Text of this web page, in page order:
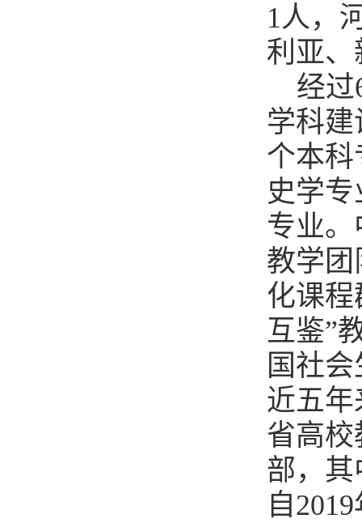
1人，
利亚
经
学科
个本
史学
专业
教学团
化课程
互鉴”
国社
近五
省高
部，
自